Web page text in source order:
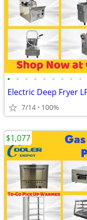
• • • • • • • • •
7/14 100%
$1,077